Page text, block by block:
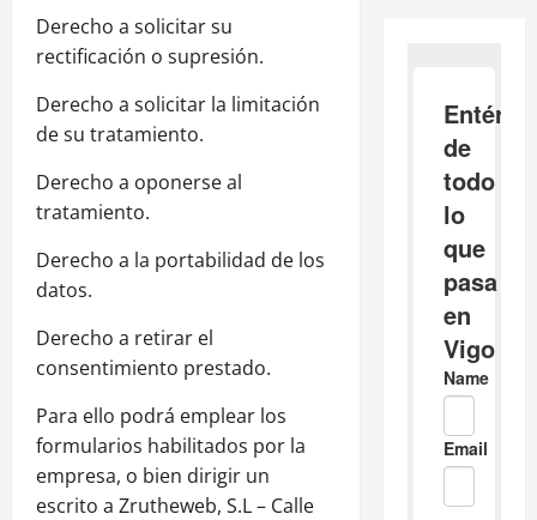
Derecho a solicitar su
rectificación o supresión.
Derecho a solicitar la limitación
de su tratamiento.
Derecho a oponerse al
tratamiento.
Derecho a la portabilidad de los
datos.
Derecho a retirar el
consentimiento prestado.
Para ello podrá emplear los
formularios habilitados por la
empresa, o bien dirigir un
escrito a Zrutheweb, S.L – Calle